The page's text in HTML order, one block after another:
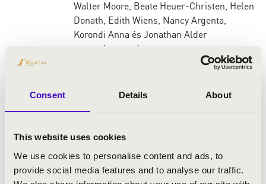
Consent Details About
This website uses cookies
We use cookies to personalise content and ads, to
provide social media features and to analyse our traffic.
Walter Moore, Beate Heuer-Christen, Helen
Donath, Edith Wiens, Nancy Argenta,
Korondi Anna és Jonathan Alder
mesterkurzusain.
Howard Armann, Ivor Bolton, Olof Boman,
Jonathan Cohen, Fischer Iván, Nicolas
Rilling, Michael Schneider, Steven Sloane és
Vashegyi György. Fellép többek között a
Berlini Konzerthausorchesterrel, az